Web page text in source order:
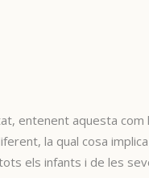
entenent aquesta
la qual cosa
els infants i de les